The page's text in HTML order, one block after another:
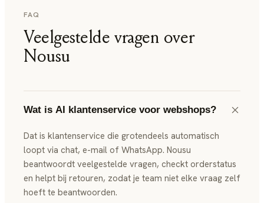
FAQ
Veelgestelde vragen over
Nousu
Wat is AI klantenservice voor webshops?
Dat is klantenservice die grotendeels automatisch
loopt via chat, e-mail of WhatsApp. Nousu
beantwoordt veelgestelde vragen, checkt orderstatus
en helpt bij retouren, zodat je team niet elke vraag zelf
hoeft te beantwoorden.